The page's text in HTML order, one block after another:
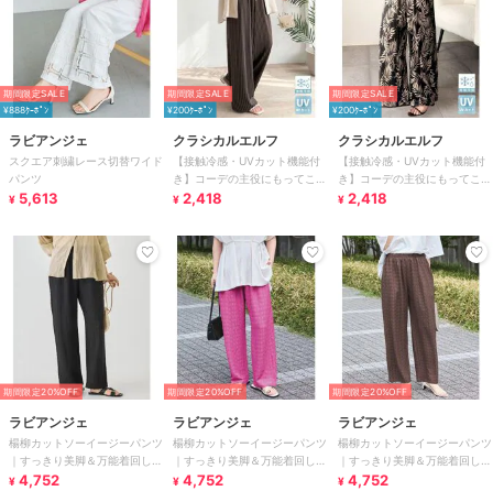
期間限定SALE
¥888ｸｰﾎﾟﾝ
ラビアンジェ
スクエア刺繍レース切替ワイド
パンツ
¥ 5,613
期間限定SALE
¥200ｸｰﾎﾟﾝ
クラシカルエルフ
【接触冷感・UVカット機能付
き】コーデの主役にもってこい
の一本！紐付き総柄スリムイー
¥ 2,418
期間限定SALE
¥200ｸｰﾎﾟﾝ
クラシカルエルフ
【接触冷感・UVカット機能付
き】コーデの主役にもってこい
の一本！紐付き総柄スリムイー
¥ 2,418
期間限定20%OFF
ラビアンジェ
楊柳カットソーイージーパンツ
｜すっきり美脚＆万能着回し/
夏も快適/きれいめ/楽ちん/ウ
¥ 4,752
期間限定20%OFF
ラビアンジェ
楊柳カットソーイージーパンツ
｜すっきり美脚＆万能着回し/
夏も快適/きれいめ/楽ちん/ウ
¥ 4,752
期間限定20%OFF
ラビアンジェ
楊柳カットソーイージーパンツ
｜すっきり美脚＆万能着回し/
夏も快適/きれいめ/楽ちん/ウ
¥ 4,752